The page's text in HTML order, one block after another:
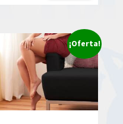
39.00€.
¡Oferta!